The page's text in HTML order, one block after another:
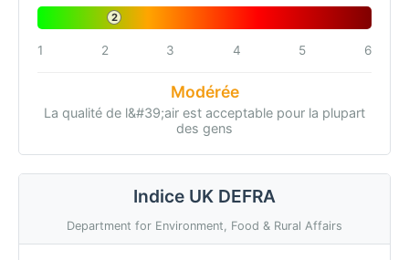
2
1 2 3 4 5 6
Modérée
La qualité de l&#39;air est acceptable pour la plupart
des gens
Indice UK DEFRA
Department for Environment, Food & Rural Affairs